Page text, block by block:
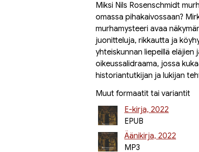
Miksi Nils Rosenschmidt
omassa pihakaivossaan?
murhamysteeri avaa
juonitteluja, rikkautta ja
yhteiskunnan liepeillä eläjien
oikeussalidraama, jossa
historiantutkijan ja lukijan
Muut formaatit tai variantit
E-kirja, 2022
EPUB
Äänikirja, 2022
MP3